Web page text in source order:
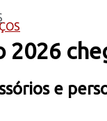
2026
e